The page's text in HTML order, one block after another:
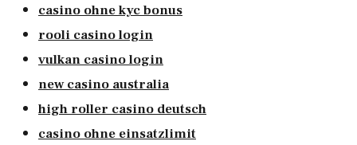
casino ohne kyc bonus
rooli casino login
vulkan casino login
new casino australia
high roller casino deutsch
casino ohne einsatzlimit